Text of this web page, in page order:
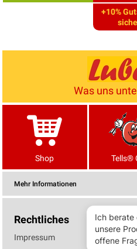
+10%
Was uns
Shop Tells®
Mehr Informationen
Rechtliches
Impressum